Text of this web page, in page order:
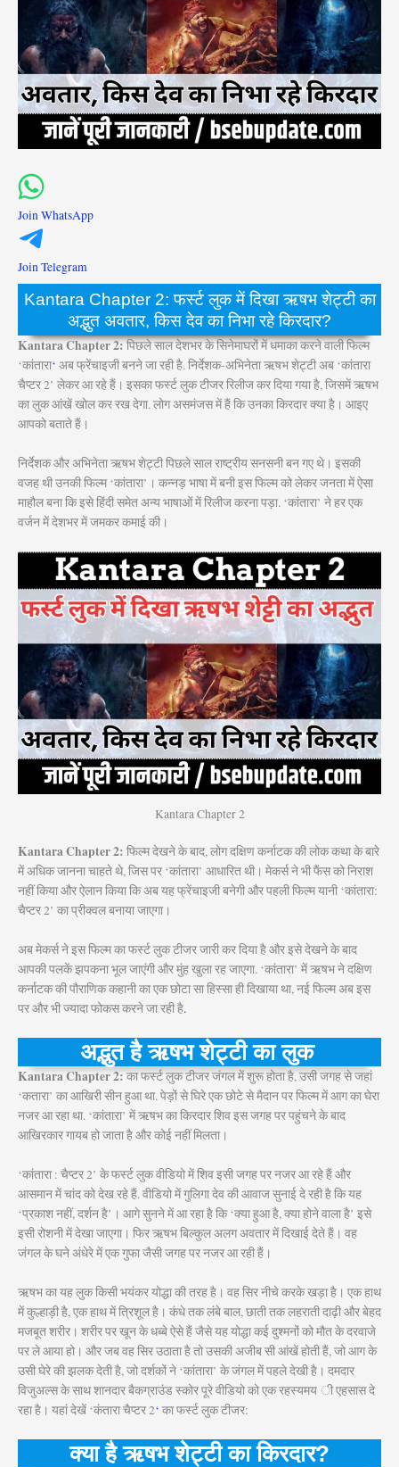
Join WhatsApp
Join Telegram
Kantara Chapter 2: फर्स्ट लुक में दिखा ऋषभ शेट्टी का
अद्भुत अवतार, किस देव का निभा रहे किरदार?
Kantara Chapter 2:पिछले साल देशभर के सिनेमाघरों में धमाका करने वाली फिल्म
‘कांतारा‘ अब फ्रेंचाइजी बनने जा रही है. निर्देशक-अभिनेता ऋषभ शेट्टी अब ‘कांतारा
चैप्टर 2’ लेकर आ रहे हैं। इसका फर्स्ट लुक टीजर रिलीज कर दिया गया है, जिसमें ऋषभ
का लुक आंखें खोल कर रख देगा. लोग असमंजस में हैं कि उनका किरदार क्या है। आइए
आपको बताते हैं।
निर्देशक और अभिनेता ऋषभ शेट्टी पिछले साल राष्ट्रीय सनसनी बन गए थे। इसकी
वजह थी उनकी फिल्म ‘कांतारा’। कन्नड़ भाषा में बनी इस फिल्म को लेकर जनता में ऐसा
माहौल बना कि इसे हिंदी समेत अन्य भाषाओं में रिलीज करना पड़ा. ‘कांतारा’ ने हर एक
वर्जन में देशभर में जमकर कमाई की।
Kantara Chapter 2
Kantara Chapter 2: फिल्म देखने के बाद, लोग दक्षिण कर्नाटक की लोक कथा के बारे
में अधिक जानना चाहते थे, जिस पर ‘कांतारा’ आधारित थी। मेकर्स ने भी फैंस को निराश
नहीं किया और ऐलान किया कि अब यह फ्रेंचाइजी बनेगी और पहली फिल्म यानी ‘कांतारा:
चैप्टर 2’ का प्रीक्वल बनाया जाएगा।
अब मेकर्स ने इस फिल्म का फर्स्ट लुक टीजर जारी कर दिया है और इसे देखने के बाद
आपकी पलकें झपकना भूल जाएंगी और मुंह खुला रह जाएगा. ‘कांतारा’ में ऋषभ ने दक्षिण
कर्नाटक की पौराणिक कहानी का एक छोटा सा हिस्सा ही दिखाया था, नई फिल्म अब इस
पर और भी ज्यादा फोकस करने जा रही है.
अद्भुत है ऋषभ शेट्टी का लुक
Kantara Chapter 2: का फर्स्ट लुक टीजर जंगल में शुरू होता है, उसी जगह से जहां
‘कतारा’ का आखिरी सीन हुआ था. पेड़ों से घिरे एक छोटे से मैदान पर फिल्म में आग का घेरा
नजर आ रहा था. ‘कांतारा’ में ऋषभ का किरदार शिव इस जगह पर पहुंचने के बाद
आखिरकार गायब हो जाता है और कोई नहीं मिलता।
‘कांतारा : चैप्टर 2’ के फर्स्ट लुक वीडियो में शिव इसी जगह पर नजर आ रहे हैं और
आसमान में चांद को देख रहे हैं. वीडियो में गुलिगा देव की आवाज सुनाई दे रही है कि यह
‘प्रकाश नहीं, दर्शन है’। आगे सुनने में आ रहा है कि ‘क्या हुआ है, क्या होने वाला है’ इसे
इसी रोशनी में देखा जाएगा। फिर ऋषभ बिल्कुल अलग अवतार में दिखाई देते हैं। वह
जंगल के घने अंधेरे में एक गुफा जैसी जगह पर नजर आ रही हैं।
ऋषभ का यह लुक किसी भयंकर योद्धा की तरह है। वह सिर नीचे करके खड़ा है। एक हाथ
में कुल्हाड़ी है, एक हाथ में त्रिशूल है। कंधे तक लंबे बाल, छाती तक लहराती दाढ़ी और बेहद
मजबूत शरीर। शरीर पर खून के धब्बे ऐसे हैं जैसे यह योद्धा कई दुश्मनों को मौत के दरवाजे
पर ले आया हो। और जब वह सिर उठाता है तो उसकी अजीब सी आंखें होती हैं, जो आग के
उसी घेरे की झलक देती है, जो दर्शकों ने ‘कांतारा’ के जंगल में पहले देखी है। दमदार
विजुअल्स के साथ शानदार बैकग्राउंड स्कोर पूरे वीडियो को एक रहस्यमय ी एहसास दे
रहा है। यहां देखें ‘कंतारा चैप्टर 2‘ का फर्स्ट लुक टीजर:
क्या है ऋषभ शेट्टी का किरदार?